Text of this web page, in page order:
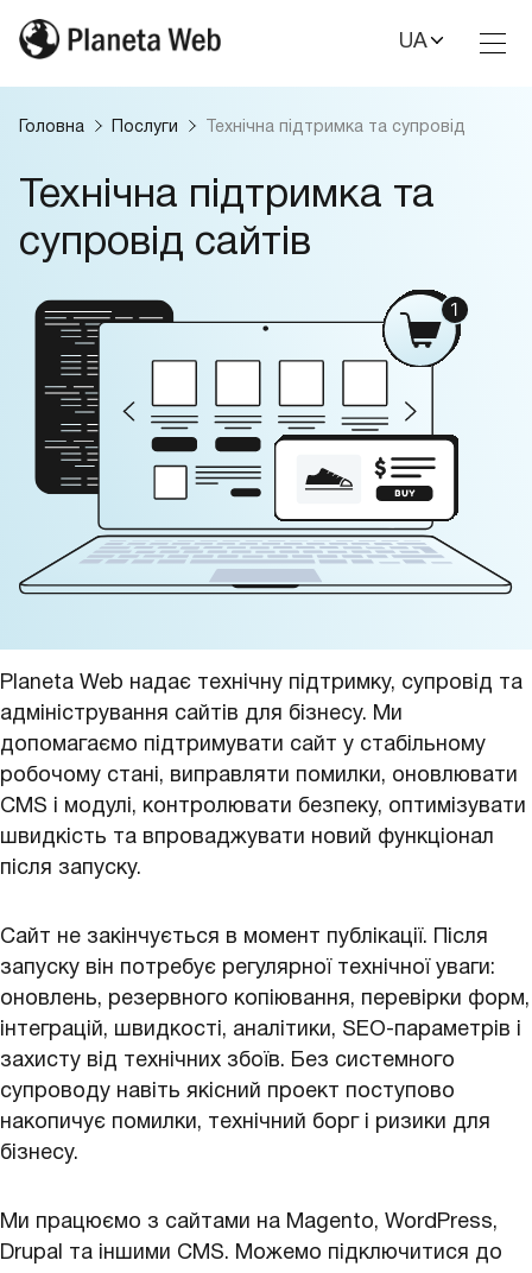
UA
Головна Послуги Технічна підтримка та супровід
Технічна підтримка та
супровід сайтів
Planeta Web надає технічну підтримку, супровід та
адміністрування сайтів для бізнесу. Ми
допомагаємо підтримувати сайт у стабільному
робочому стані, виправляти помилки, оновлювати
CMS і модулі, контролювати безпеку, оптимізувати
швидкість та впроваджувати новий функціонал
після запуску.
Сайт не закінчується в момент публікації. Після
запуску він потребує регулярної технічної уваги:
оновлень, резервного копіювання, перевірки форм,
інтеграцій, швидкості, аналітики, SEO-параметрів і
захисту від технічних збоїв. Без системного
супроводу навіть якісний проект поступово
накопичує помилки, технічний борг і ризики для
бізнесу.
Ми працюємо з сайтами на Magento, WordPress,
Drupal та іншими CMS. Можемо підключитися до